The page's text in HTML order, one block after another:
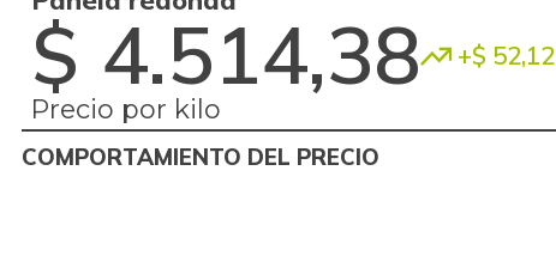
$ 4.514,38 +$ 52,12
Precio por kilo
COMPORTAMIENTO DEL PRECIO